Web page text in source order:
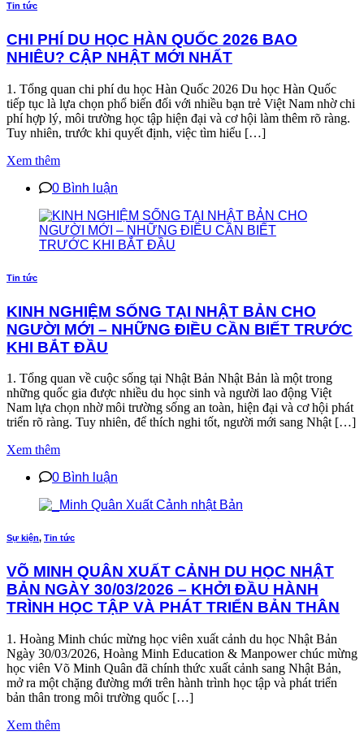
Tin tức
CHI PHÍ DU HỌC HÀN QUỐC 2026 BAO
NHIÊU? CẬP NHẬT MỚI NHẤT
1. Tổng quan chi phí du học Hàn Quốc 2026 Du học Hàn Quốc
tiếp tục là lựa chọn phổ biến đối với nhiều bạn trẻ Việt Nam nhờ chi
phí hợp lý, môi trường học tập hiện đại và cơ hội làm thêm rõ ràng.
Tuy nhiên, trước khi quyết định, việc tìm hiểu […]
Xem thêm
0 Bình luận
Tin tức
KINH NGHIỆM SỐNG TẠI NHẬT BẢN CHO
NGƯỜI MỚI – NHỮNG ĐIỀU CẦN BIẾT TRƯỚC
KHI BẮT ĐẦU
1. Tổng quan về cuộc sống tại Nhật Bản Nhật Bản là một trong
những quốc gia được nhiều du học sinh và người lao động Việt
Nam lựa chọn nhờ môi trường sống an toàn, hiện đại và cơ hội phát
triển rõ ràng. Tuy nhiên, để thích nghi tốt, người mới sang Nhật […]
Xem thêm
0 Bình luận
Sự kiện, Tin tức
VÕ MINH QUÂN XUẤT CẢNH DU HỌC NHẬT
BẢN NGÀY 30/03/2026 – KHỞI ĐẦU HÀNH
TRÌNH HỌC TẬP VÀ PHÁT TRIỂN BẢN THÂN
1. Hoàng Minh chúc mừng học viên xuất cảnh du học Nhật Bản
Ngày 30/03/2026, Hoàng Minh Education & Manpower chúc mừng
học viên Võ Minh Quân đã chính thức xuất cảnh sang Nhật Bản,
mở ra một chặng đường mới trên hành trình học tập và phát triển
bản thân trong môi trường quốc […]
Xem thêm